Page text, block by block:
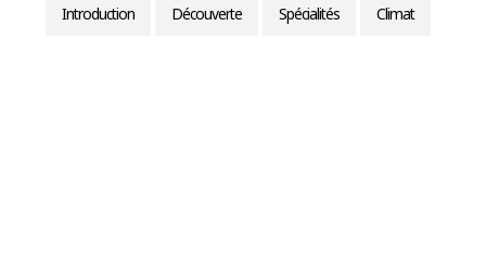
Introduction Découverte Spécialités Climat